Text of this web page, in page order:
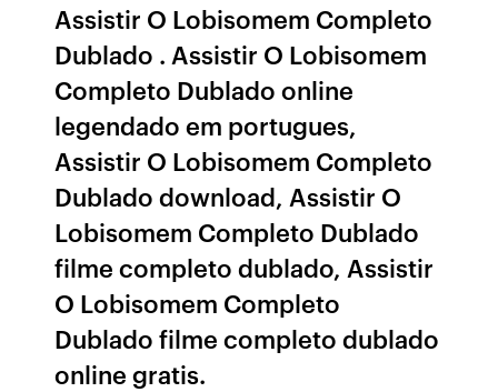
Assistir O Lobisomem Completo
Dublado . Assistir O Lobisomem
Completo Dublado online
legendado em portugues,
Assistir O Lobisomem Completo
Dublado download, Assistir O
Lobisomem Completo Dublado
filme completo dublado, Assistir
O Lobisomem Completo
Dublado filme completo dublado
online gratis.